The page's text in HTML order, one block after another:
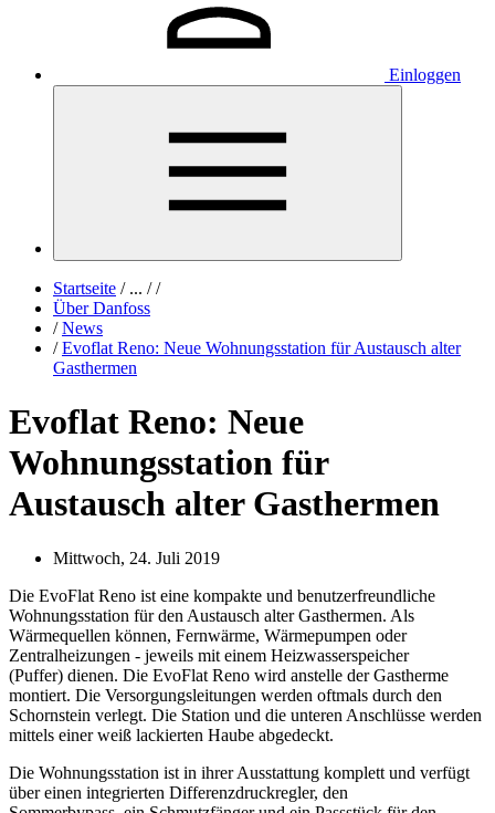
Einloggen
Startseite /... / /
Über Danfoss
/ News
/ Evoflat Reno: Neue Wohnungsstation für Austausch alter
Gasthermen
Evoflat Reno: Neue
Wohnungsstation für
Austausch alter Gasthermen
Mittwoch, 24. Juli 2019
Die EvoFlat Reno ist eine kompakte und benutzerfreundliche
Wohnungsstation für den Austausch alter Gasthermen. Als
Wärmequellen können, Fernwärme, Wärmepumpen oder
Zentralheizungen - jeweils mit einem Heizwasserspeicher
(Puffer) dienen. Die EvoFlat Reno wird anstelle der Gastherme
montiert. Die Versorgungsleitungen werden oftmals durch den
Schornstein verlegt. Die Station und die unteren Anschlüsse werden
mittels einer weiß lackierten Haube abgedeckt.
Die Wohnungsstation ist in ihrer Ausstattung komplett und verfügt
über einen integrierten Differenzdruckregler, den